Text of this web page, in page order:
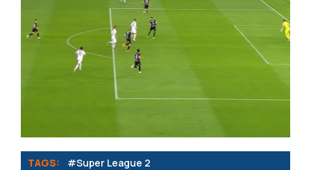
TAGS: #Super League 2